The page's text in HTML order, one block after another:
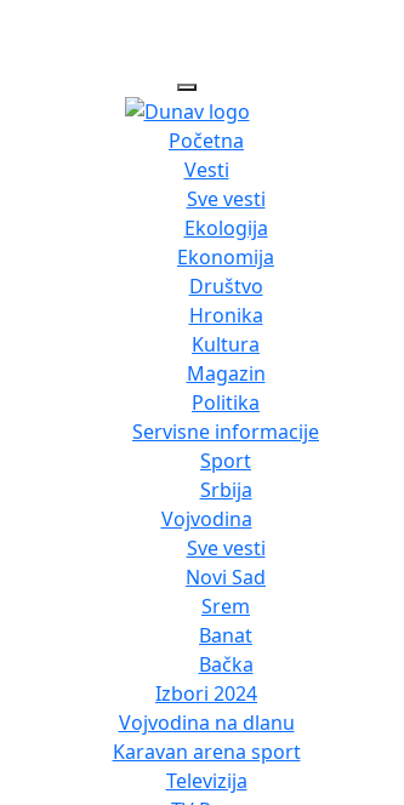
Početna
Vesti
Sve vesti
Ekologija
Ekonomija
Društvo
Hronika
Kultura
Magazin
Politika
Servisne informacije
Sport
Srbija
Vojvodina
Sve vesti
Novi Sad
Srem
Banat
Bačka
Izbori 2024
Vojvodina na dlanu
Karavan arena sport
Televizija